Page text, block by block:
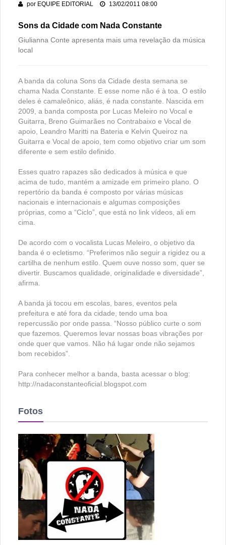
com cara de decisão antecipada
por EQUIPE EDITORIAL 13/02/2011 08:00
Sons da Cidade com Nada Constante
Giulianna Conte apresenta mais uma revelação da música
local
A banda da coluna Sons da Cidade desta semana se
chama Nada Constante. E esse nome não é à toa. O estilo
deles é camaleônico, aliás, é nada constante. Nascida em
2009, a banda composta por Lucas Meleiro no Vocal e
Guitarra, Breno Guimarães no Contrabaixo e Vocal de
apoio, Leandro Maritti na Bateria e Kelvin Queiroz na
Guitarra e Vocal de apoio, tem como objetivo criar um som
diferente e sem estilo definido.
Esses quatro rapazes são dedicados à música e que
acima de tudo, mantém a amizade em primeiro plano. O
repertório da banda é composto por várias músicas
nacionais e internacionais e algumas composições
próprias, como a “Ciclo”, que está no link vídeos, ali em
cima.
De acordo com o vocalista Lucas Meleiro, o objetivo da
banda é o ecletismo. “Preferimos não seguir a rigidez ou a
cartilha de nenhum estilo. Quem ouve nosso som, quer se
divertir. Buscamos qualidade, originalidade e diversidade”,
afirma.
A banda já tocou em escolas, bares, eventos pela
prefeitura e até fora da cidade, tendo uma boa
repercussão por onde passa. “Nosso público curte o som
que fazemos. Queremos levar nossas boas vibrações por
onde quer que vamos. Não há lugar onde não sejamos
bom recebidos”.
Para conhecer melhor a banda, basta acessar o blog:
http://nadaconstanteoficial.blogspot.com
Fotos